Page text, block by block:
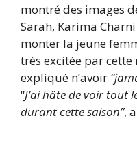
montré des images
Sarah, Karima
monter la jeune
très excitée par
expliqué n’avoir
“J’ai hâte de voir tout
durant cette saison”,